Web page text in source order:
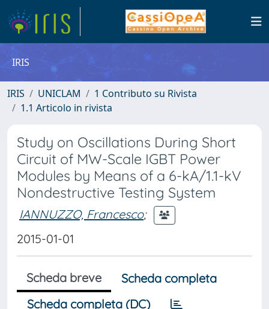
IRIS
IRIS UNICLAM
1 Contributo su Rivista
1.1 Articolo in rivista
Study on Oscillations During Short
Circuit of MW-Scale IGBT Power
Modules by Means of a 6-kA/1.1-kV
Nondestructive Testing System
IANNUZZO, Francesco;
2015-01-01
Scheda breve
Scheda completa
Scheda completa (DC)